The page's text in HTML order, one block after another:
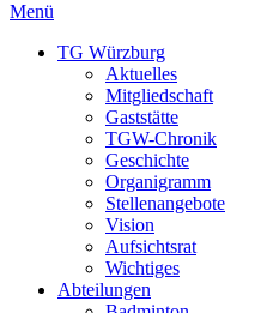
Menü
TG Würzburg
Aktuelles
Mitgliedschaft
Gaststätte
TGW-Chronik
Geschichte
Organigramm
Stellenangebote
Vision
Aufsichtsrat
Wichtiges
Abteilungen